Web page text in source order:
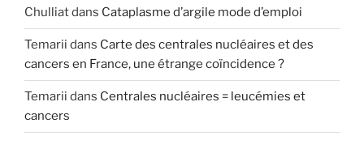
Chulliatdans Cataplasme d’argile mode d’emploi
Temarii dans Carte des centrales nucléaires et des
cancers en France, une étrange coïncidence ?
Temarii dans Centrales nucléaires = leucémies et
cancers